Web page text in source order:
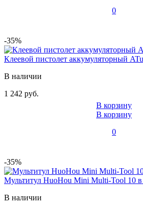
0
-35%
Клеевой пистолет аккумуляторный
В наличии
1 242 руб.
В корзину
В корзину
0
-35%
Мультитул HuoHou Mini Multi-Tool 10
В наличии